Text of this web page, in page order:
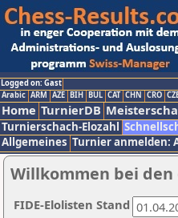
Logged on: Gast
Arabic ARM AZE BIH BUL CAT CHN CRO
Home TurnierDB
Turnierschach-Elozahl
Allgemeines Turnier anmelden:
Willkommen bei den
FIDE-Elolisten Stand